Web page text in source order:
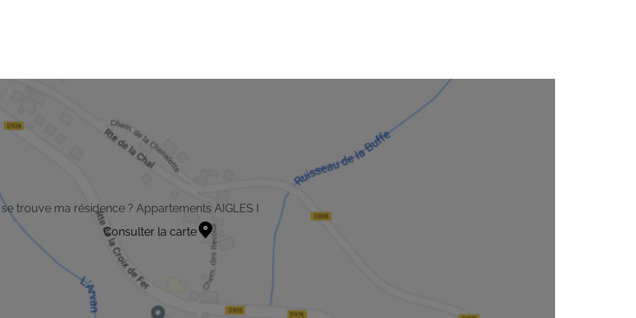
trouve ma résidence ? Appartements AIGLES I
Consulter la carte